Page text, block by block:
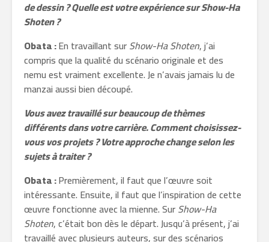
de dessin ? Quelle est votre expérience sur Show-Ha
Shoten ?
Obata :En travaillant surShow-Ha Shoten, j’ai
compris que la qualité du scénario originale et des
nemu est vraiment excellente. Je n’avais jamais lu de
manzai aussi bien découpé.
Vous avez travaillé sur beaucoup de thèmes
différents dans votre carrière. Comment choisissez-
vous vos projets ? Votre approche change selon les
sujets à traiter ?
Obata :Premièrement, il faut que l’œuvre soit
intéressante. Ensuite, il faut que l’inspiration de cette
œuvre fonctionne avec la mienne. SurShow-Ha
Shoten, c’était bon dès le départ. Jusqu’à présent, j’ai
travaillé avec plusieurs auteurs, sur des scénarios